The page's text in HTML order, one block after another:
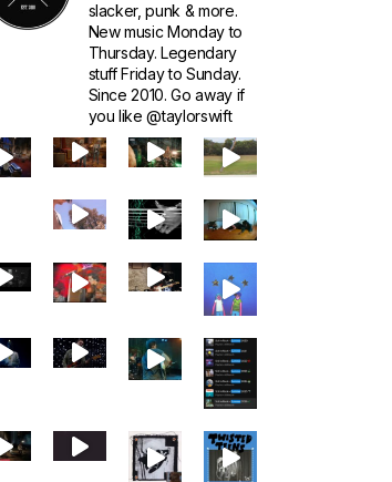
slacker, punk & more.
New music Monday to
Thursday. Legendary
stuff Friday to Sunday.
Since 2010. Go away if
you like @taylorswift